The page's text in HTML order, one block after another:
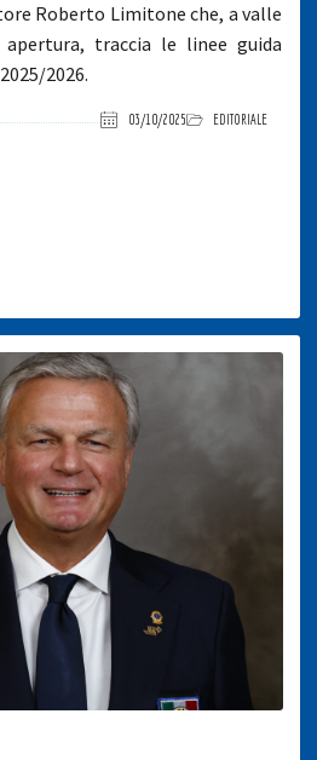
Roberto Limitone che, a valle
apertura, traccia le linee guida
2026.
03/10/2025 EDITORIALE